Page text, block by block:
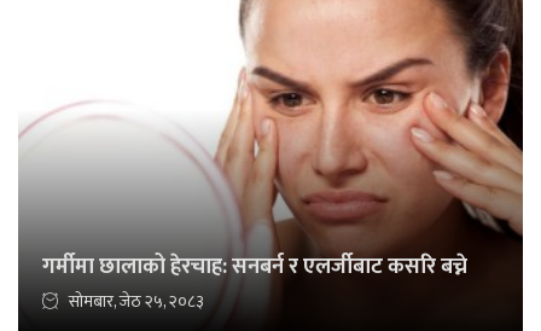
गर्मीमा छालाको हेरचाह: सनबर्न र एलर्जीबाट कसरि बच्ने
सोमबार, जेठ २५, २०८३